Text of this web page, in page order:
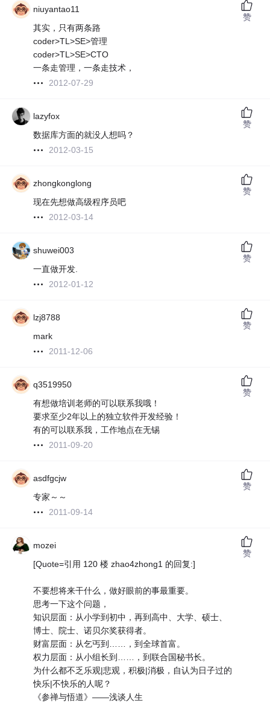
niuyantao11
其实，只有两条路
coder>TL>SE>管理
coder>TL>SE>CTO
一条走管理，一条走技术，
2012-07-29
赞
lazyfox
数据库方面的就没人想吗？
2012-03-15
赞
zhongkonglong
现在先想做高级程序员吧
2012-03-14
赞
shuwei003
一直做开发.
2012-01-12
赞
lzj8788
mark
2011-12-06
赞
q3519950
有想做培训老师的可以联系我哦！
要求至少2年以上的独立软件开发经验！
有的可以联系我，工作地点在无锡
2011-09-20
赞
asdfgcjw
专家～～
2011-09-14
赞
mozei
[Quote=引用 120 楼 zhao4zhong1 的回复:]
不要想将来干什么，做好眼前的事最重要。
思考一下这个问题，
知识层面：从小学到初中，再到高中、大学、硕士、
博士、院士、诺贝尔奖获得者。
财富层面：从乞丐到……，到全球首富。
权力层面：从小组长到……，到联合国秘书长。
为什么都不乏乐观|悲观，积极|消极，自认为日子过的
快乐|不快乐的人呢？
《参禅与悟道》——浅谈人生
赞